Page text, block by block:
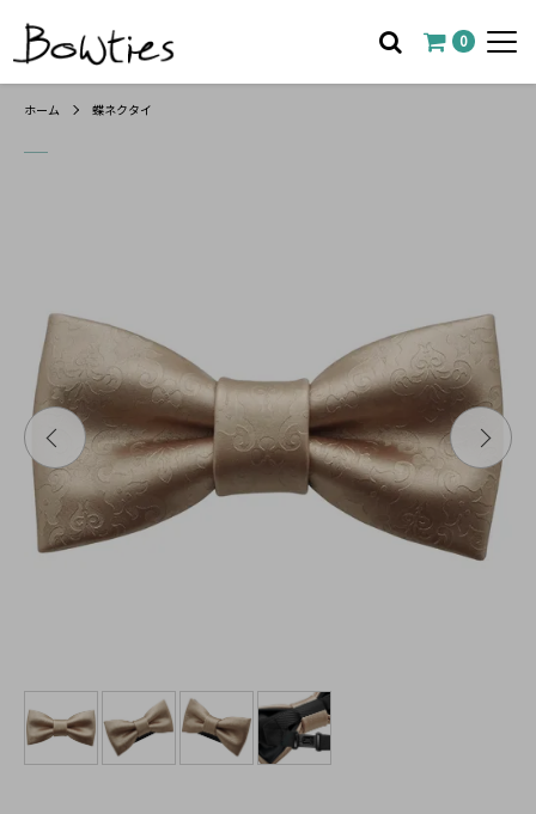
0
ホーム 蝶ネクタイ